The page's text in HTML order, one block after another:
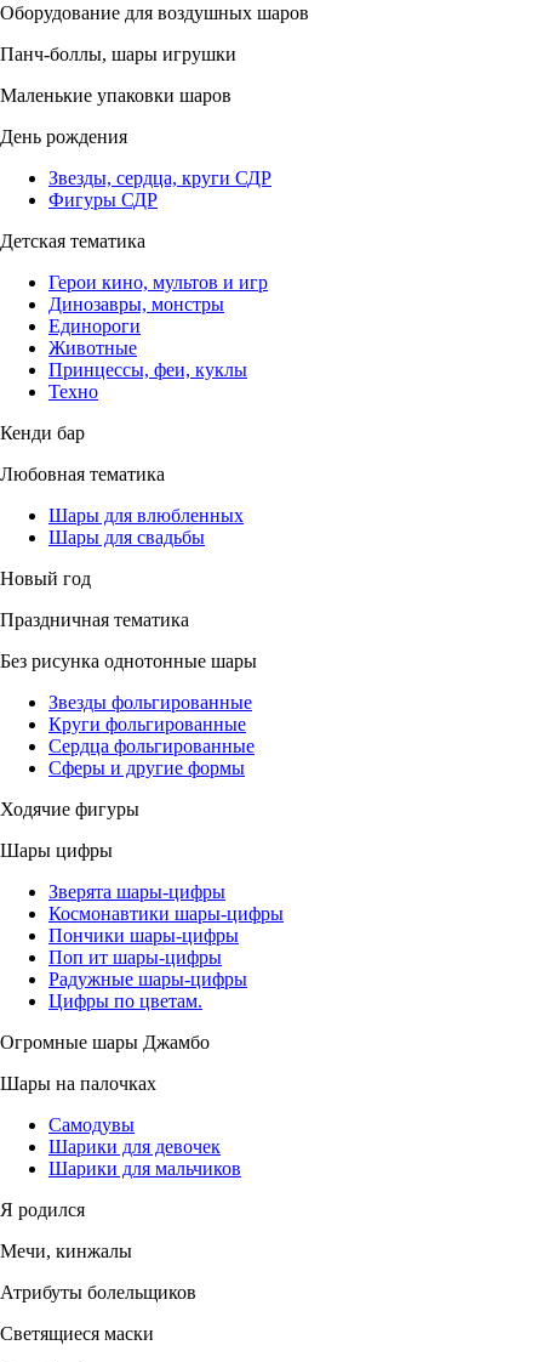
Оборудование для воздушных шаров
Панч-боллы, шары игрушки
Маленькие упаковки шаров
День рождения
Звезды, сердца, круги СДР
Фигуры СДР
Детская тематика
Герои кино, мультов и игр
Динозавры, монстры
Единороги
Животные
Принцессы, феи, куклы
Техно
Кенди бар
Любовная тематика
Шары для влюбленных
Шары для свадьбы
Новый год
Праздничная тематика
Без рисунка однотонные шары
Звезды фольгированные
Круги фольгированные
Сердца фольгированные
Сферы и другие формы
Ходячие фигуры
Шары цифры
Зверята шары-цифры
Космонавтики шары-цифры
Пончики шары-цифры
Поп ит шары-цифры
Радужные шары-цифры
Цифры по цветам.
Огромные шары Джамбо
Шары на палочках
Самодувы
Шарики для девочек
Шарики для мальчиков
Я родился
Мечи, кинжалы
Атрибуты болельщиков
Светящиеся маски